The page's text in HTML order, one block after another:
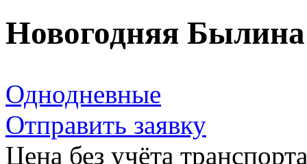
Новогодняя
Однодневные
Отправить заявку
Цена без учёта